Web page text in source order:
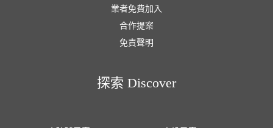
業者免費加入
合作提案
免責聲明
探索 Discover